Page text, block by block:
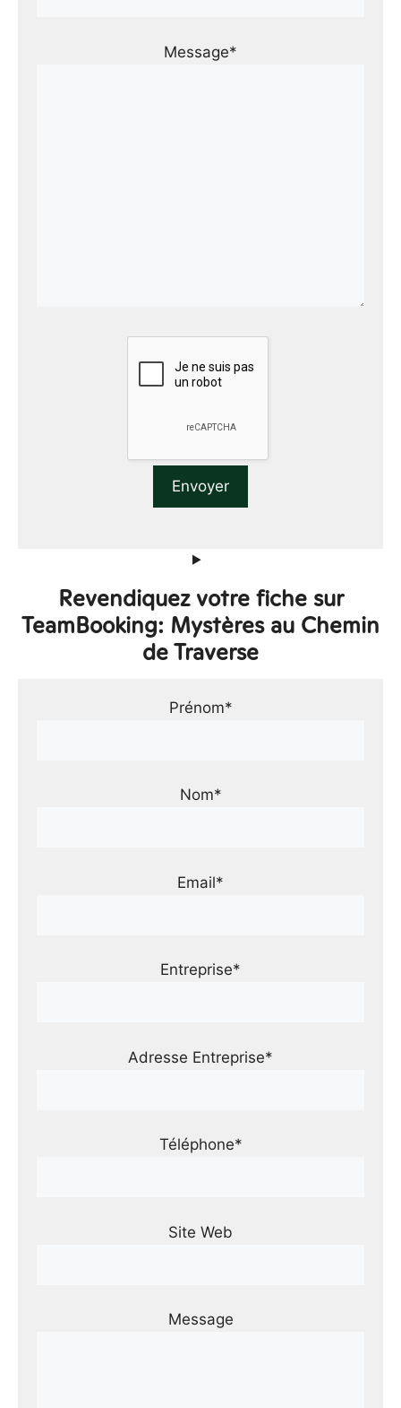
Message*
Revendiquez votre fiche sur
TeamBooking: Mystères au Chemin
de Traverse
Prénom*
Nom*
Email*
Entreprise*
Adresse Entreprise*
Téléphone*
Site Web
Message